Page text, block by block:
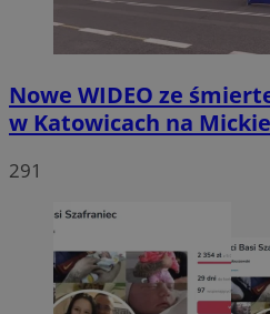
Nowe WIDEO ze
w Katowicach na
291